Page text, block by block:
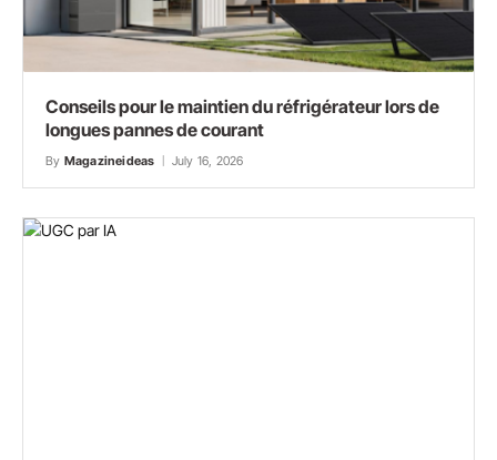
Conseils pour le maintien du réfrigérateur lors de
longues pannes de courant
By Magazineideas July 16, 2026